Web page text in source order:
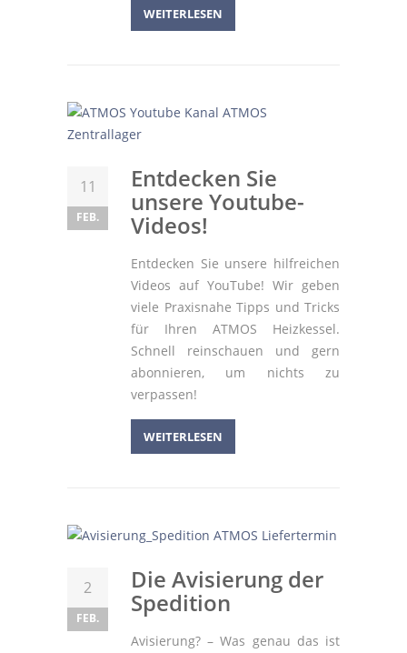
WEITERLESEN
11
FEB.
Entdecken Sie
unsere Youtube-
Videos!
Entdecken Sie unsere hilfreichen
Videos auf YouTube! Wir geben
viele Praxisnahe Tipps und Tricks
für Ihren ATMOS Heizkessel.
Schnell reinschauen und gern
abonnieren, um nichts zu
verpassen!
WEITERLESEN
2
FEB.
Die Avisierung der
Spedition
Avisierung? – Was genau das ist